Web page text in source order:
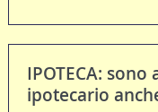
IPOTECA:
ipotecario